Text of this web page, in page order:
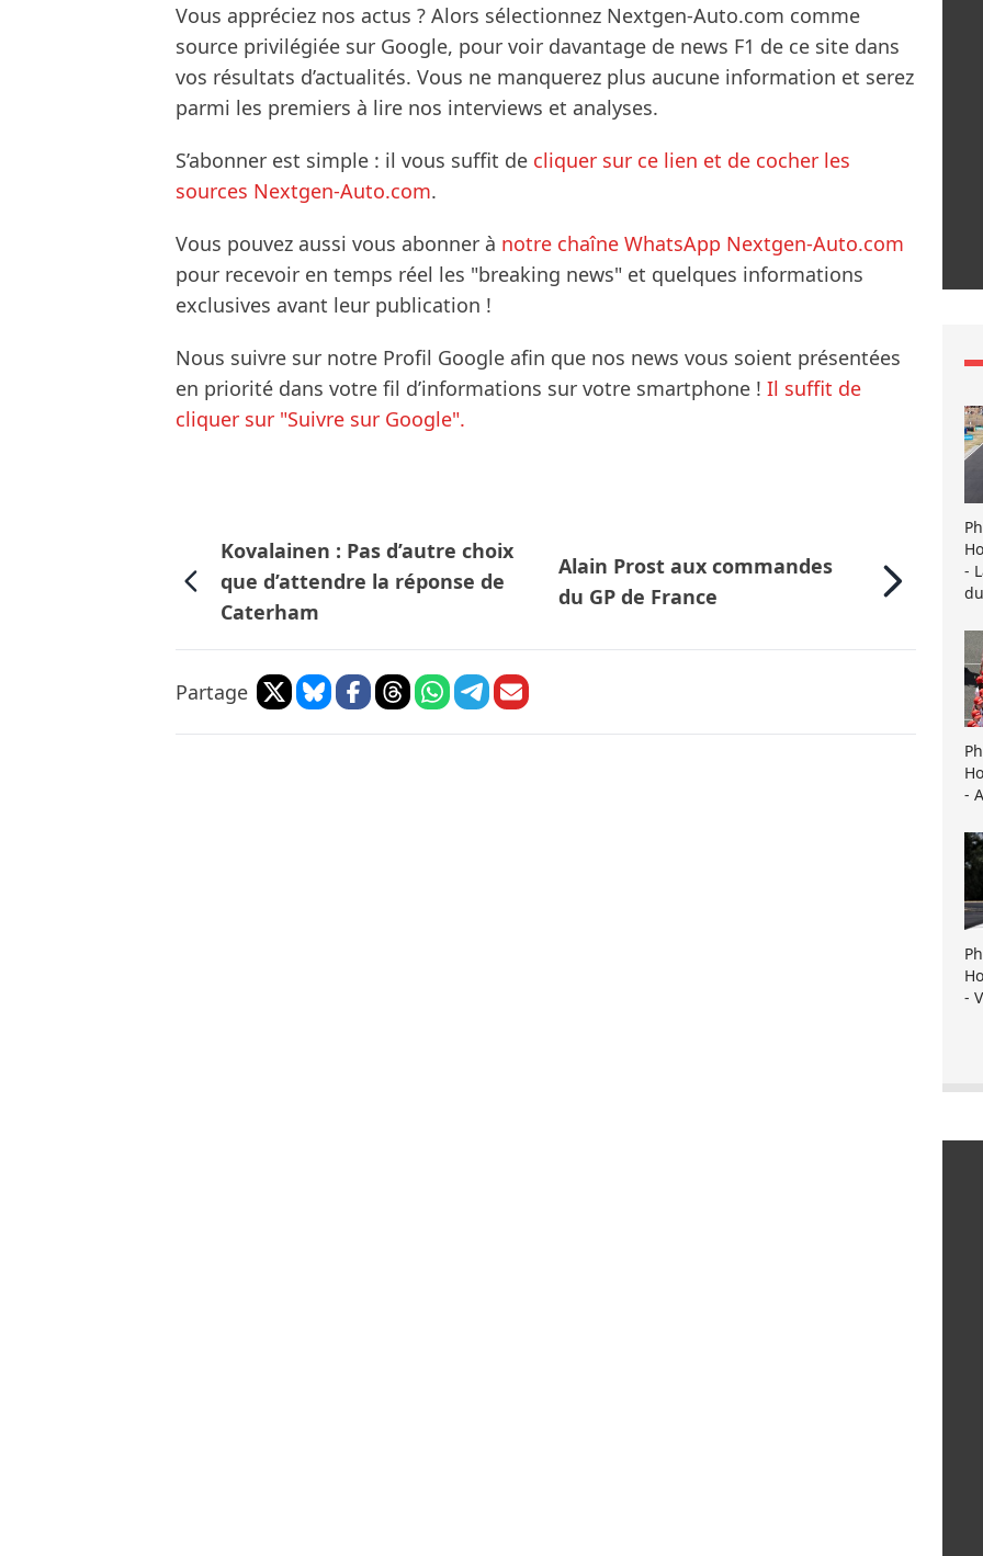
Vous appréciez nos actus ? Alors sélectionnez Nextgen-Auto.com comme
source privilégiée sur Google, pour voir davantage de news F1 de ce site dans
vos résultats d’actualités. Vous ne manquerez plus aucune information et serez
parmi les premiers à lire nos interviews et analyses.
S’abonner est simple : il vous suffit de cliquer sur ce lien et de cocher les
sources Nextgen-Auto.com.
Vous pouvez aussi vous abonner à notre chaîne WhatsApp Nextgen-Auto.com
pour recevoir en temps réel les "breaking news" et quelques informations
exclusives avant leur publication !
Nous suivre sur notre Profil Google afin que nos news vous soient présentées
en priorité dans votre fil d’informations sur votre smartphone ! Il suffit de
cliquer sur "Suivre sur Google".
Kovalainen : Pas d’autre choix
que d’attendre la réponse de
Caterham
Alain Prost aux commandes
du GP de France
Partage
-
-
-